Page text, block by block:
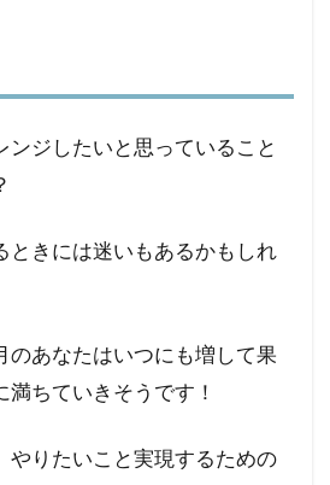
ンジしたいと思っていること
ときには迷いもあるかもしれ
のあなたはいつにも増して果
ちていきそうです！
やりたいこと実現するための